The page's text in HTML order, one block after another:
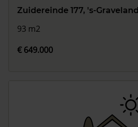
Zuidereinde 177, 's-Graveland
93 m2
€ 649.000